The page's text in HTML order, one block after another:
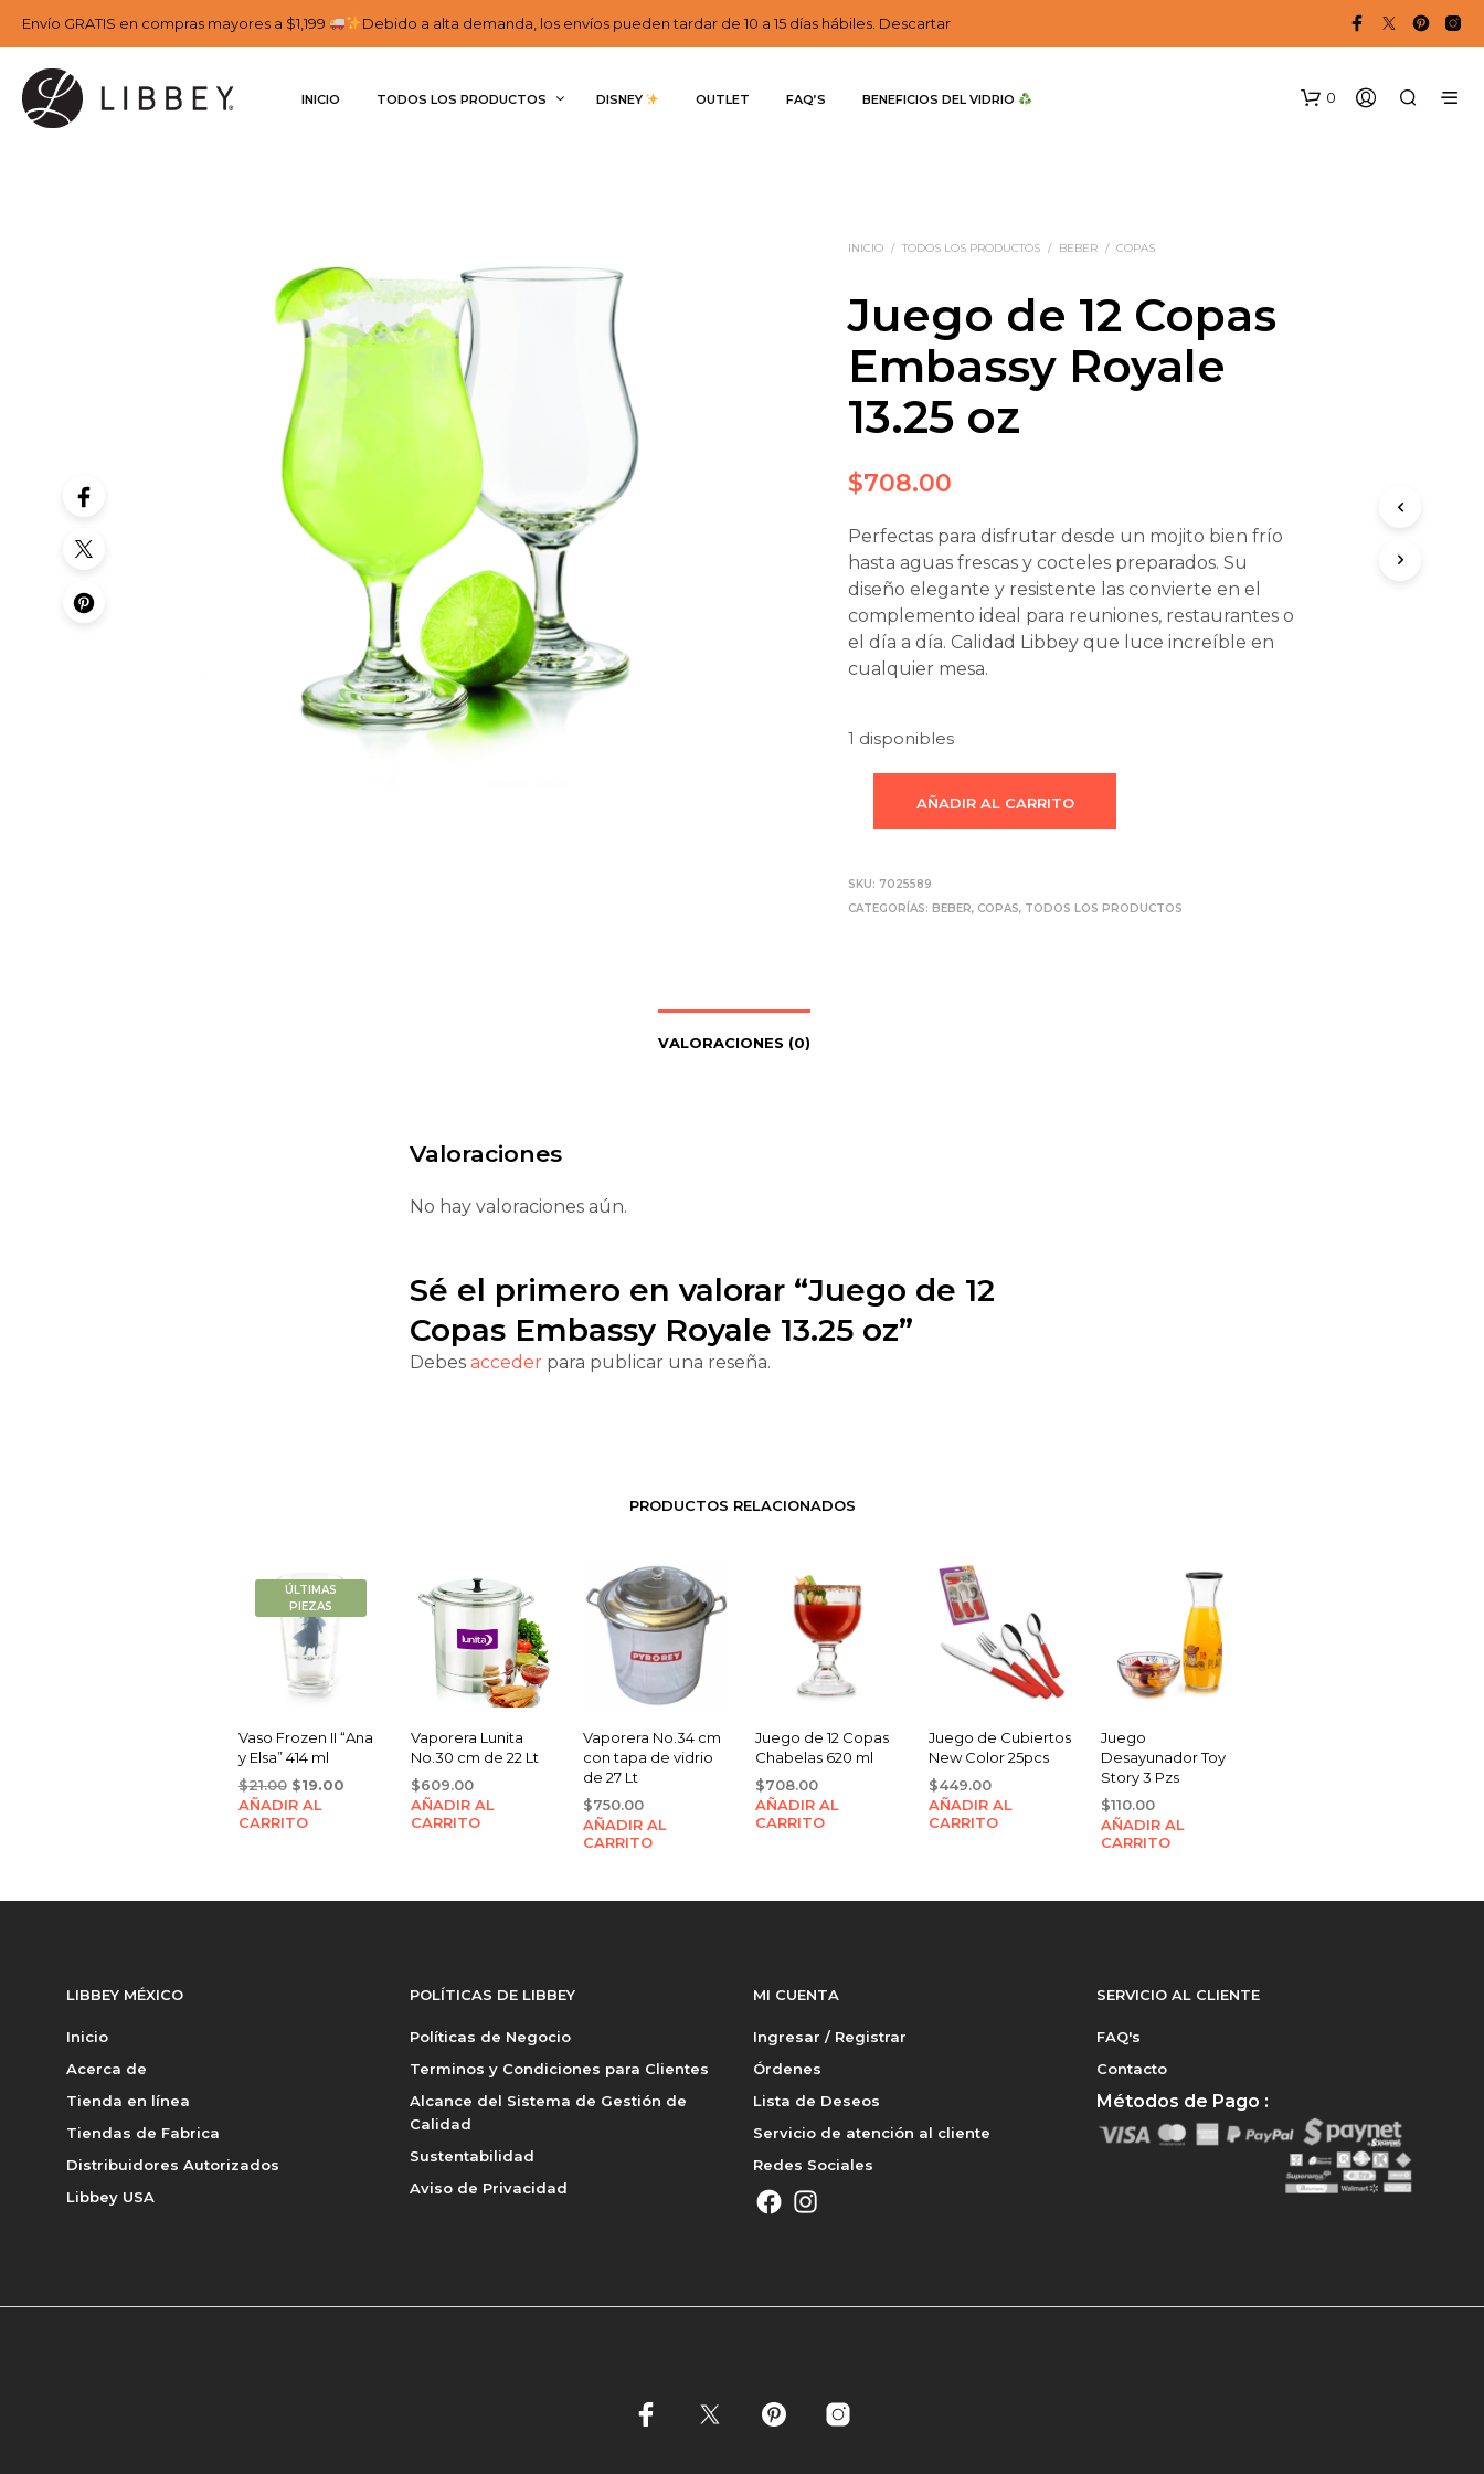
Envío GRATIS en compras mayores a $1,199 Debido a alta demanda, los envíos pueden tardar de 10 a 15 días hábiles. Descartar
INICIO TODOS LOS PRODUCTOS DISNEY OUTLET FAQ’S BENEFICIOS DEL VIDRIO 0
INICIO / TODOS LOS PRODUCTOS / BEBER / COPAS
Juego de 12 Copas
Embassy Royale
13.25 oz
$708.00
Perfectas para disfrutar desde un mojito bien frío
hasta aguas frescas y cocteles preparados. Su
diseño elegante y resistente las convierte en el
complemento ideal para reuniones, restaurantes o
el día a día. Calidad Libbey que luce increíble en
cualquier mesa.
1 disponibles
AÑADIR AL CARRITO
SKU: 7025589
CATEGORÍAS: BEBER, COPAS, TODOS LOS PRODUCTOS
VALORACIONES (0)
Valoraciones
No hay valoraciones aún.
Sé el primero en valorar “Juego de 12
Copas Embassy Royale 13.25 oz”
Debes acceder para publicar una reseña.
PRODUCTOS RELACIONADOS
ÚLTIMAS
PIEZAS
Vaso Frozen II “Ana
y Elsa” 414 ml
$21.00 Original
price
was:
$19.00Current
AÑADIR AL
CARRITO
Vaporera Lunita
No.30 cm de 22 Lt
$609.00
AÑADIR AL
CARRITO
Vaporera No.34 cm
con tapa de vidrio
de 27 Lt
$750.00
AÑADIR AL
CARRITO
Juego de 12 Copas
Chabelas 620 ml
$708.00
AÑADIR AL
CARRITO
Juego de Cubiertos
New Color 25pcs
$449.00
AÑADIR AL
CARRITO
Juego
Desayunador Toy
Story 3 Pzs
$110.00
AÑADIR AL
CARRITO
LIBBEY MÉXICO
Inicio
Acerca de
Tienda en línea
Tiendas de Fabrica
Distribuidores Autorizados
Libbey USA
POLÍTICAS DE LIBBEY
Políticas de Negocio
Terminos y Condiciones para Clientes
Alcance del Sistema de Gestión de
Calidad
Sustentabilidad
Aviso de Privacidad
MI CUENTA
Ingresar / Registrar
Órdenes
Lista de Deseos
Servicio de atención al cliente
Redes Sociales
SERVICIO AL CLIENTE
FAQ's
Contacto
Métodos de Pago :